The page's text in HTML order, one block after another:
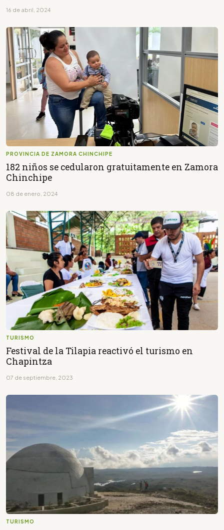
16 de abril, 2024
PROVINCIA DE ZAMORA CHINCHIPE
182 niños se cedularon gratuitamente en Zamora
Chinchipe
08 de enero, 2024
TURISMO
Festival de la Tilapia reactivó el turismo en
Chapintza
07 de septiembre, 2023
TURISMO